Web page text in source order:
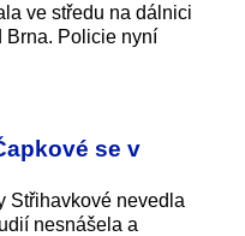
ve středu na dálnici
Brna. Policie nyní
se v
Střihavkové nevedla
nesnášela a